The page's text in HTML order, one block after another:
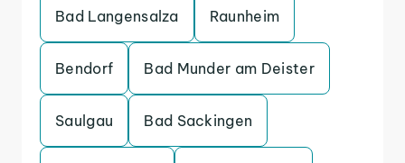
Bad Langensalza Raunheim
Bendorf Bad Munder am Deister
Saulgau Bad Sackingen